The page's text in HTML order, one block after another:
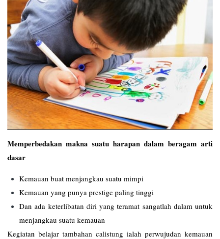
Memperbedakan makna suatu harapan dalam beragam arti
dasar
Kemauan buat menjangkau suatu mimpi
Kemauan yang punya prestige paling tinggi
Dan ada keterlibatan diri yang teramat sangatlah dalam untuk
menjangkau suatu kemauan
Kegiatan belajar tambahan calistung ialah perwujudan kemauan